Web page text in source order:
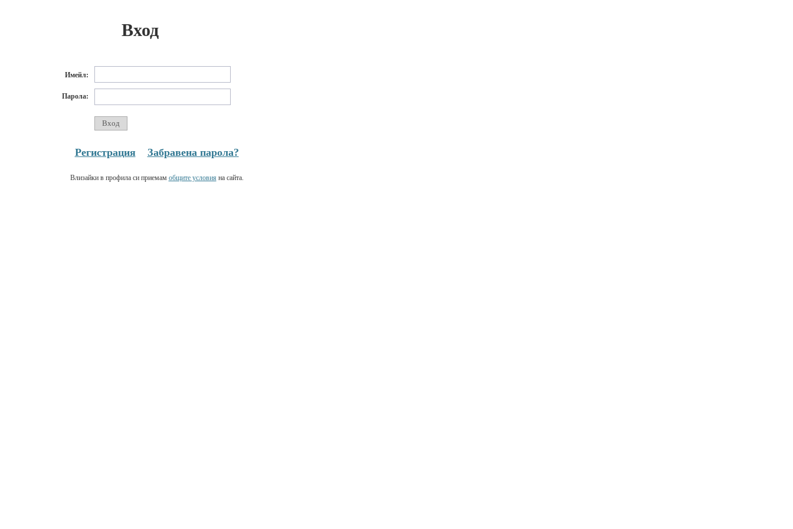
Вход
Имейл:
Парола:
Регистрация Забравена парола?
Влизайки в профила си приемам общите условия на сайта.